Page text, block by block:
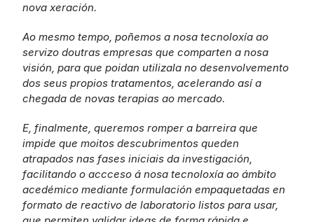
nova xeración.
Ao mesmo tempo, poñemos a nosa tecnoloxía ao
servizo doutras empresas que comparten a nosa
visión, para que poidan utilizala no desenvolvemento
dos seus propios tratamentos, acelerando así a
chegada de novas terapias ao mercado.
E, finalmente, queremos romper a barreira que
impide que moitos descubrimentos queden
atrapados nas fases iniciais da investigación,
facilitando o accceso á nosa tecnoloxía ao ámbito
acedémico mediante formulación empaquetadas en
formato de reactivo de laboratorio listos para usar,